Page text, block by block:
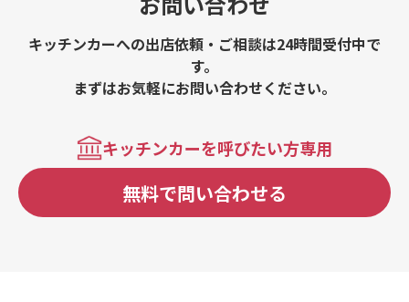
キッチンカーへの出店依頼・ご相談は24時間受付中で
す。
まずはお気軽にお問い合わせください。
キッチンカーを呼びたい方専用
無料で問い合わせる